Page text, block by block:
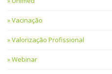
Vacinação
Valorização Profissional
Webinar